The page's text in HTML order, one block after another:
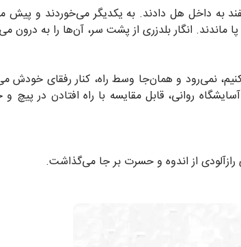
به داخل هل دادند. به یکدیگر می‌خوردند و پیش
انگار بلدزری از پشت سر، آن‌ها را به درون
کنیم، نمی‌رود و همان‌جا وسط راه، کنار رفقای خودش
روانی، قابل مقایسه با راه افتادن در پیچ
از اندوه و حسرت بر جا می‌گذاشت.